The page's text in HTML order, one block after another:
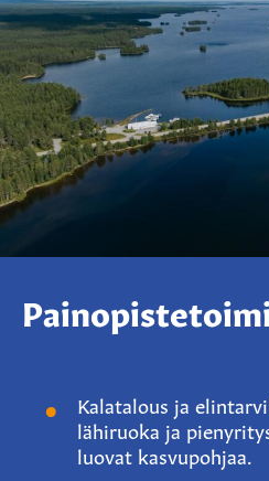
Kalatalous ja
lähiruoka ja
luovat kasvupohjaa.